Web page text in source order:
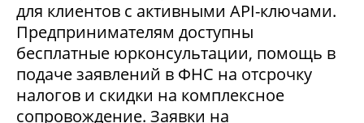
для клиентов с активными API-ключами.
Предпринимателям доступны
бесплатные юрконсультации, помощь в
подаче заявлений в ФНС на отсрочку
налогов и скидки на комплексное
сопровождение. Заявки на